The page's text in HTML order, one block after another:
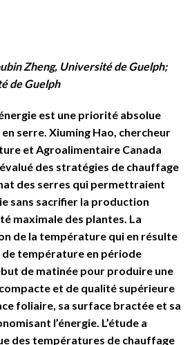
Zheng, Université de Guelph;
de Guelph
est une priorité absolue
serre. Xiuming Hao, chercheur
et Agroalimentaire Canada
des stratégies de chauffage
des serres qui permettraient
sans sacrifier la production
maximale des plantes. La
de la température qui en résulte
température en période
de matinée pour produire une
et de qualité supérieure
foliaire, sa surface bractée et sa
l’énergie. L’étude a
des températures de chauffage